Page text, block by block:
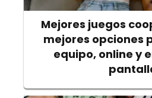
Mejores juegos
mejores opciones
equipo, online y